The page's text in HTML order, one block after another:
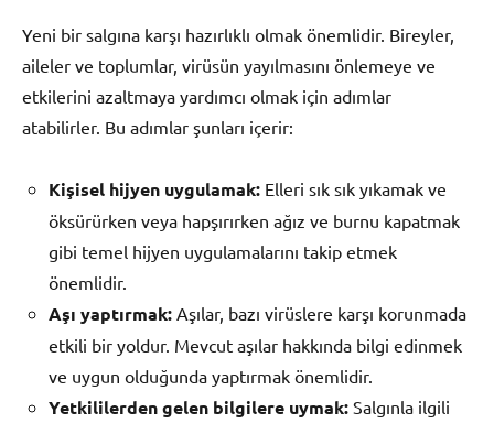
Yeni bir salgına karşı hazırlıklı olmak önemlidir. Bireyler,
aileler ve toplumlar, virüsün yayılmasını önlemeye ve
etkilerini azaltmaya yardımcı olmak için adımlar
atabilirler. Bu adımlar şunları içerir:
Kişisel hijyen uygulamak: Elleri sık sık yıkamak ve
öksürürken veya hapşırırken ağız ve burnu kapatmak
gibi temel hijyen uygulamalarını takip etmek
önemlidir.
Aşı yaptırmak: Aşılar, bazı virüslere karşı korunmada
etkili bir yoldur. Mevcut aşılar hakkında bilgi edinmek
ve uygun olduğunda yaptırmak önemlidir.
Yetkililerden gelen bilgilere uymak: Salgınla ilgili